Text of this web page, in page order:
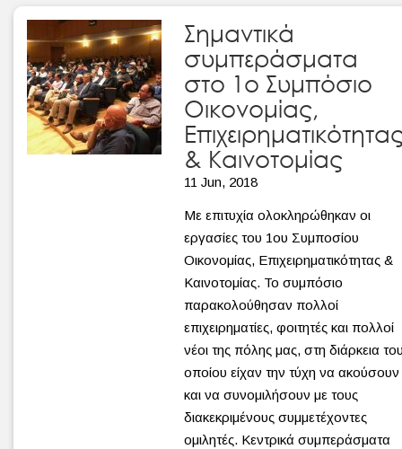
Σημαντικά
συμπεράσματα
στο 1o Συμπόσιο
Οικονομίας,
& Καινοτομίας
11 Jun, 2018
Με επιτυχία ολοκληρώθηκαν οι
εργασίες του 1ου Συμποσίου
Οικονομίας, Επιχειρηματικότητας &
Καινοτομίας. Το συμπόσιο
παρακολούθησαν πολλοί
επιχειρηματίες, φοιτητές και πολλοί
νέοι της πόλης μας, στη διάρκεια
οποίου είχαν την τύχη να ακούσουν
και να συνομιλήσουν με τους
διακεκριμένους συμμετέχοντες
ομιλητές. Κεντρικά συμπεράσματα